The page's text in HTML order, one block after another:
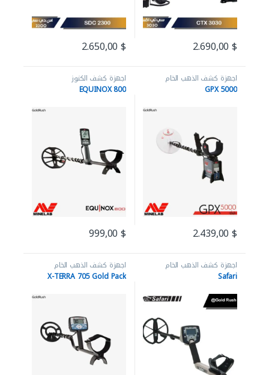
2.690,00$
2.650,00$
اجهزة كشف الذهب الخام
GPX 5000
2.439,00$
اجهزة كشف الكنوز
EQUINOX 800
999,00$
اجهزة كشف الذهب الخام
Safari
اجهزة كشف الذهب الخام
X-TERRA 705 Gold Pack